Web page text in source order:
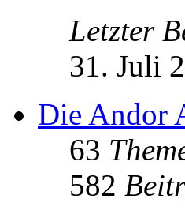
Letzter
31. Juli
Die Andor
63
582